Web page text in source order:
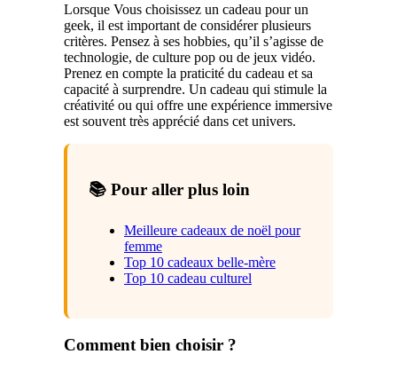
Lorsque Vous choisissez un cadeau pour un
geek, il est important de considérer plusieurs
critères. Pensez à ses hobbies, qu’il s’agisse de
technologie, de culture pop ou de jeux vidéo.
Prenez en compte la praticité du cadeau et sa
capacité à surprendre. Un cadeau qui stimule la
créativité ou qui offre une expérience immersive
est souvent très apprécié dans cet univers.
📚 Pour aller plus loin
Meilleure cadeaux de noël pour
femme
Top 10 cadeaux belle-mère
Top 10 cadeau culturel
Comment bien choisir ?